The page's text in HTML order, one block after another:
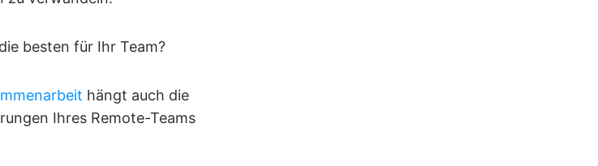
besten für Ihr Team?
hängt auch die
Ihres Remote-Teams